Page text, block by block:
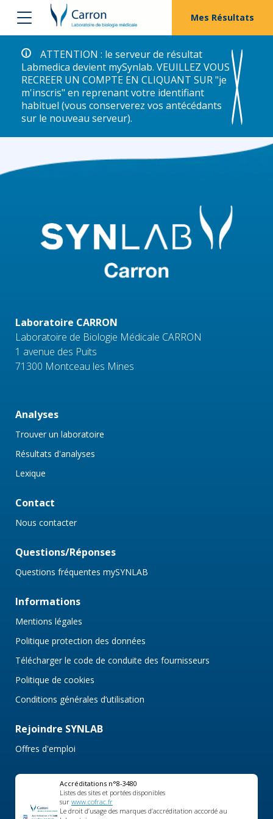
Mes Résultats
ATTENTION : le serveur de résultat
Labmedica devient mySynlab. VEUILLEZ VOUS
RECREER UN COMPTE EN CLIQUANT SUR "je
m'inscris" en reprenant votre identifiant
habituel (vous conserverez vos antécédants
sur le nouveau serveur).
Laboratoire CARRON
Laboratoire de Biologie Médicale CARRON
1 avenue des Puits
71300 Montceau les Mines
Analyses
Trouver un laboratoire
Résultats d'analyses
Lexique
Contact
Nous contacter
Questions/Réponses
Questions fréquentes mySYNLAB
Informations
Mentions légales
Politique protection des données
Télécharger le code de conduite des fournisseurs
Politique de cookies
Conditions générales d’utilisation
Rejoindre SYNLAB
Offres d'emploi
Accréditations n°8-3480
Listes des sites et portées disponibles
sur www.cofrac.fr
Le droit d’usage des marques d’accréditation accordé au